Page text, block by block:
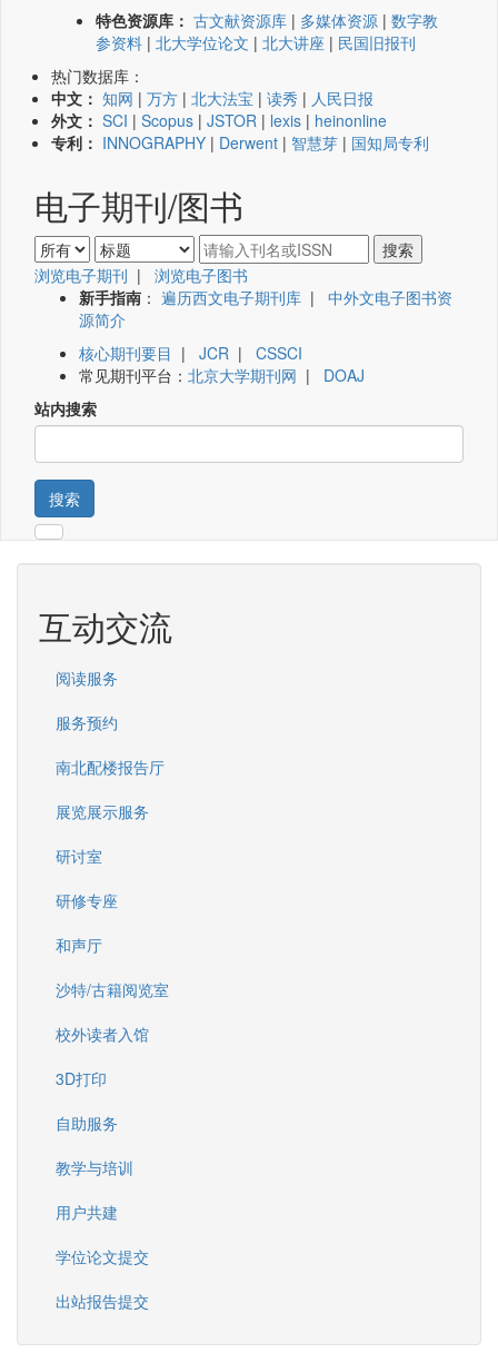
特色资源库： 古文献资源库 | 多媒体资源 | 数字教
参资料 | 北大学位论文 | 北大讲座 | 民国旧报刊
热门数据库：
中文： 知网 | 万方 | 北大法宝 | 读秀 | 人民日报
外文： SCI | Scopus | JSTOR | lexis | heinonline
专利： INNOGRAPHY | Derwent | 智慧芽 | 国知局专利
电子期刊/图书
浏览电子期刊 | 浏览电子图书
新手指南 ： 遍历西文电子期刊库 | 中外文电子图书资
源简介
核心期刊要目 | JCR | CSSCI
常见期刊平台： 北京大学期刊网 | DOAJ
站内搜索
搜索
互动交流
阅读服务
服务预约
南北配楼报告厅
展览展示服务
研讨室
研修专座
和声厅
沙特/古籍阅览室
校外读者入馆
3D打印
自助服务
教学与培训
用户共建
学位论文提交
出站报告提交